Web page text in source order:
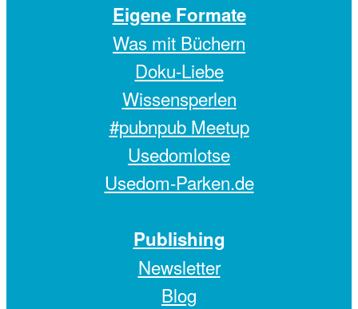
Eigene Formate
Was mit Büchern
Doku-Liebe
Wissensperlen
#pubnpub Meetup
Usedomlotse
Usedom-Parken.de
Publishing
Newsletter
Blog